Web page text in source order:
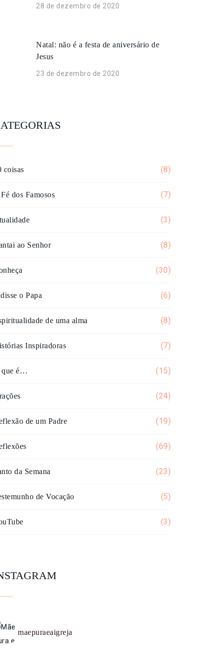
28 de dezembro de 2020
Natal: não é a festa de aniversário de
Jesus
23 de dezembro de 2020
coisas (8)
dos Famosos (7)
(3)
ao Senhor (8)
(30)
o Papa (6)
de uma alma (8)
Inspiradoras (7)
que é… (15)
(24)
de um Padre (19)
(69)
da Semana (23)
de Vocação (5)
(3)
maepuraeaigreja